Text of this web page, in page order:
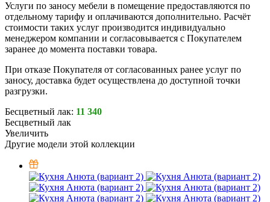
Услуги по заносу мебели в помещение предоставляются по
отдельному тарифу и оплачиваются дополнительно. Расчёт
стоимости таких услуг производится индивидуально
менеджером компании и согласовывается с Покупателем
заранее до момента поставки товара.
При отказе Покупателя от согласованных ранее услуг по
заносу, доставка будет осуществлена до доступной точки
разгрузки.
Бесцветный лак: 11 340
Бесцветный лак
Увеличить
Другие модели этой коллекции